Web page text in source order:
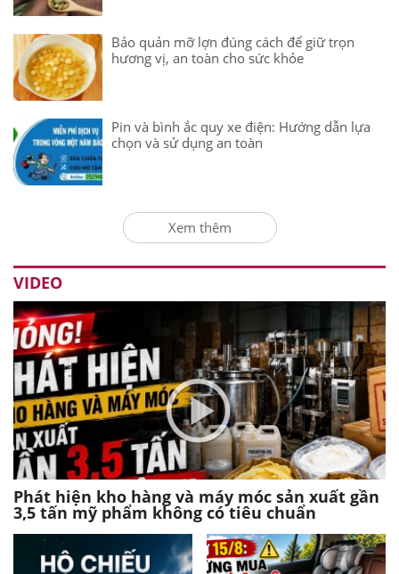
Bảo quản mỡ lợn đúng cách để giữ trọn
hương vị, an toàn cho sức khỏe
Pin và bình ắc quy xe điện: Hướng dẫn lựa
chọn và sử dụng an toàn
Xem thêm
VIDEO
Phát hiện kho hàng và máy móc sản xuất gần
3,5 tấn mỹ phẩm không có tiêu chuẩn